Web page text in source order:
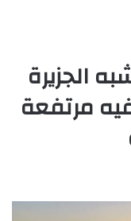
الجزيرة
مرتفعة